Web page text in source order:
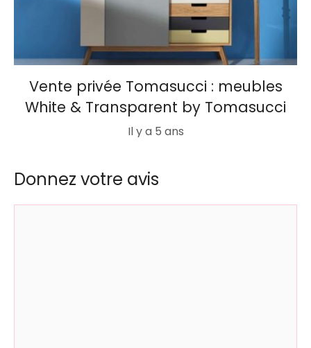
Vente privée Tomasucci : meubles
White & Transparent by Tomasucci
Il y a 5 ans
Donnez votre avis